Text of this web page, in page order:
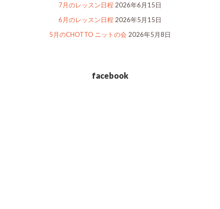
7月のレッスン日程 2026年6月15日
6月のレッスン日程 2026年5月15日
5月のCHOTTO ニットの会 2026年5月8日
facebook